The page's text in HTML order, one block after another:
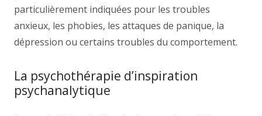
particulièrement indiquées pour les troubles
anxieux, les phobies, les attaques de panique, la
dépression ou certains troubles du comportement.
La psychothérapie d’inspiration
psychanalytique